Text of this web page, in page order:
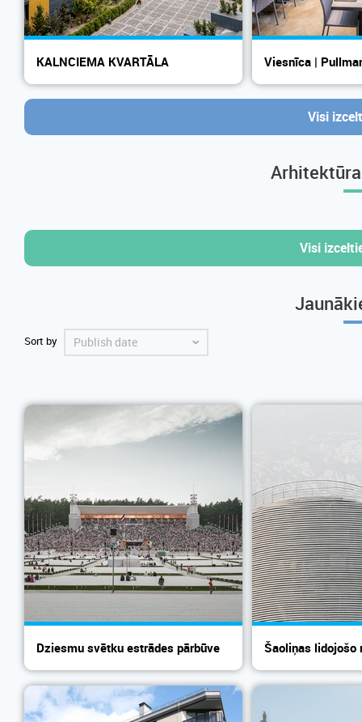
KALNCIEMA KVARTĀLA
Rezidences
Viesnīca |
Visi
Visi
Sort by Publish date ˇ
Dziesmu svētku estrādes pārbūve
Mež...
Šaoliņas lidojošo